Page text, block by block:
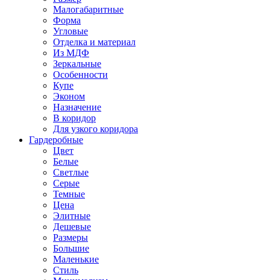
Малогабаритные
Форма
Угловые
Отделка и материал
Из МДФ
Зеркальные
Особенности
Купе
Эконом
Назначение
В коридор
Для узкого коридора
Гардеробные
Цвет
Белые
Светлые
Серые
Темные
Цена
Элитные
Дешевые
Размеры
Большие
Маленькие
Стиль